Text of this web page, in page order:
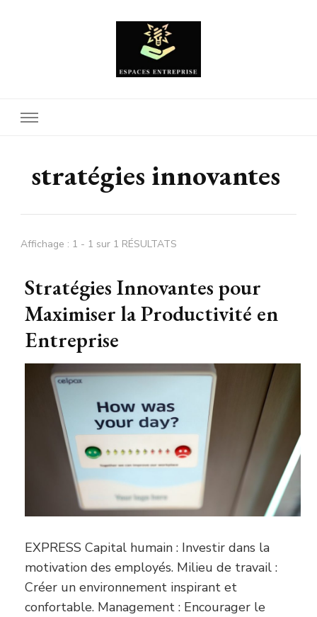
stratégies innovantes
Affichage : 1 - 1 sur 1 RÉSULTATS
Stratégies Innovantes pour
Maximiser la Productivité en
Entreprise
EXPRESS Capital humain : Investir dans la
motivation des employés. Milieu de travail :
Créer un environnement inspirant et
confortable. Management : Encourager le